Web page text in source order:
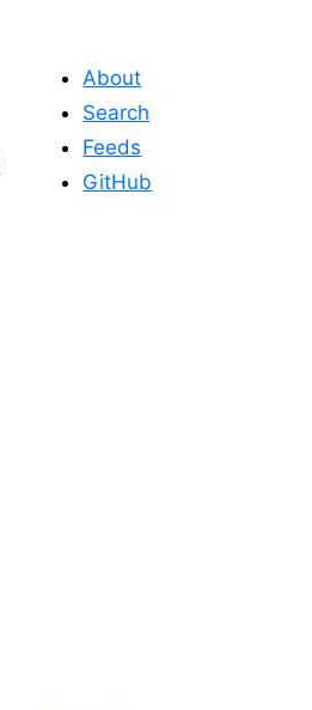
About
Search
Feeds
GitHub